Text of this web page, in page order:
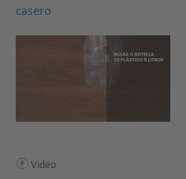
casero
Video